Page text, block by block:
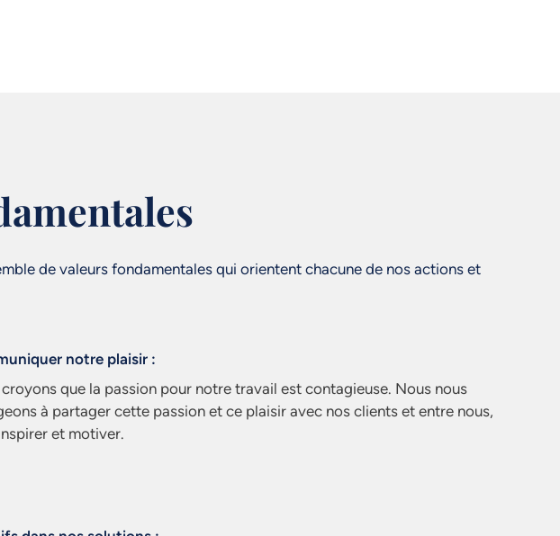
de valeurs fondamentales qui orientent chacune de nos actions et
notre plaisir :
que la passion pour notre travail est contagieuse. Nous nous
à partager cette passion et ce plaisir avec nos clients et entre nous,
et motiver.